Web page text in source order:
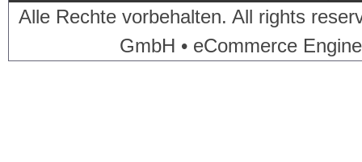
Alle Rechte vorbehalten. All rights
GmbH • eCommerce